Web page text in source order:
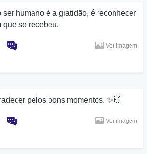
ser humano é a gratidão, é reconhecer
que se recebeu.
Ver imagem
pelos bons momentos. ✨🙌
Ver imagem